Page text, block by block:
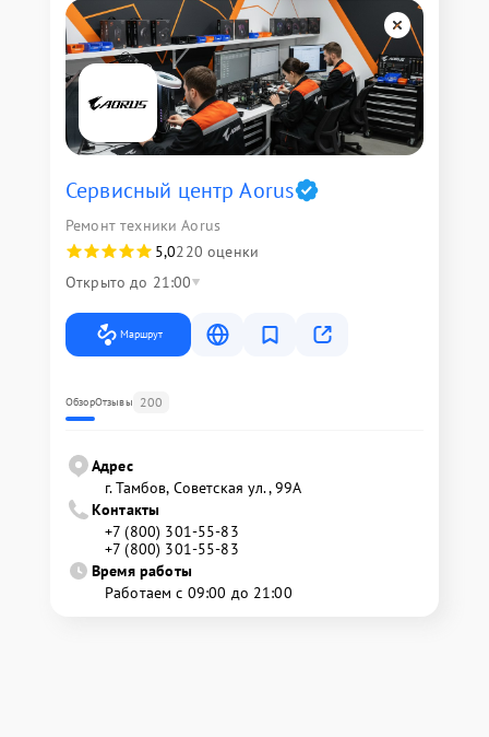
Сервисный центр Aorus
Ремонт техники Aorus
5,0220 оценки
Открыто до 21:00
Маршрут
ОбзорОтзывы 200
Адрес
г. Тамбов, Советская ул., 99А
Контакты
+7 (800) 301-55-83
+7 (800) 301-55-83
Время работы
Работаем с 09:00 до 21:00